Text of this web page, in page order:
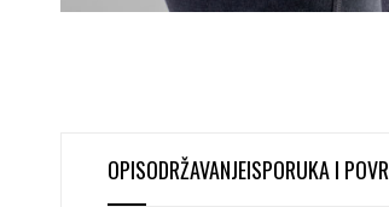
OPISODRŽAVANJEISPORUKA I